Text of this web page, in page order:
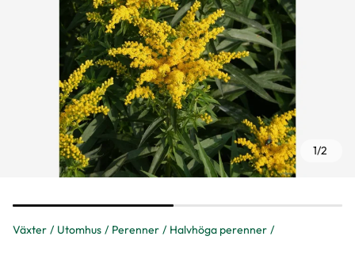
Växter Utomhus Perenner Halvhöga perenner
1/2